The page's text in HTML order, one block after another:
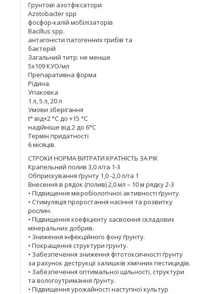
Грунтові азотфіксатори
Аzotobacter spp
фосфор-калій мобілізаторів
Вacillus spp.
антагоністи патогенних грибів та
бактерій
Загальний титр: не менше
5х109 КУО/мл
Препаративна форма
Рідина.
Упаковка
1 л, 5 л, 20 л
Умови зберігання
t° від+2 °С до +15 °С
надійніше від 2 до 6°С
Термін придатності
6 місяців.
СТРОКИ НОРМА ВИТРАТИ КРАТНІСТЬ ЗА РІК
Крапельний полив 3,0 л/га 1-3
Обприскування ґрунту 1,0 -2,0 л/га 1
Внесення в рядок (полив) 2,0 мл – 10 м рядку 2-3
• Підвищення мікробіологічної активності ґрунту.
• Стимуляція проростання насіння та розвитку
рослин.
• Підвищення коефіцієнту засвоєння складових
мінеральних добрив.
• Зниження інфекційного фону ґрунту.
• Покращення структури грунту.
• Забезпечення зниження фітотоксичності ґрунту
за рахунок деструкції залишків хімічних пестицидів.
• Забезпечення оптимальної щільності, структури
та вологоутримання ґрунту.
• Підвищення урожайності наступної культур